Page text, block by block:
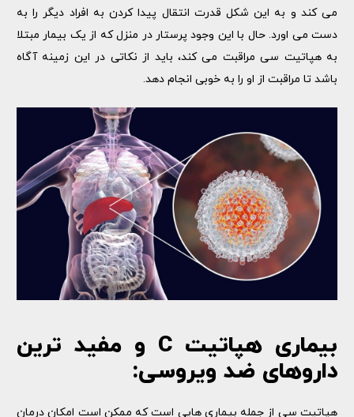
می کند و به این شکل قدرت انتقال پیدا کردن به افراد دیگر را به
دست می اورد. حال با این وجود پرستار در منزل که از یک بیمار مبتلا
به هپاتیت سی مراقبت می کند، باید از نکاتی در این زمینه آگاه
باشد تا مراقبت از او را به خوبی انجام دهد.
بیماری هپاتیت C و مفید ترین
داروهای ضد ویروسی:
هپاتیت سی از جمله بیماری هایی است که ممکن است امکان درمان